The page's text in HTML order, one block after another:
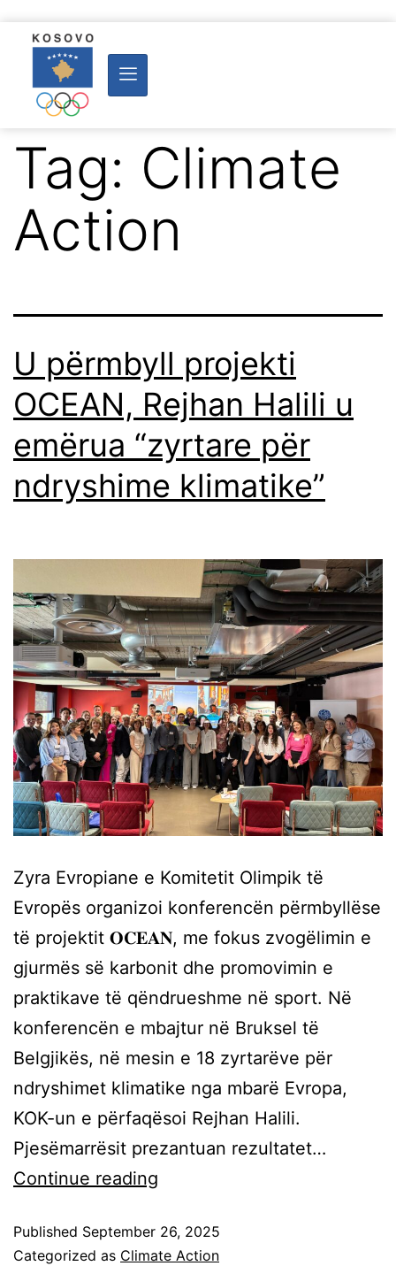
Tag: Climate
Action
U përmbyll projekti
OCEAN, Rejhan Halili u
emërua “zyrtare për
ndryshime klimatike”
Zyra Evropiane e Komitetit Olimpik të
Evropës organizoi konferencën përmbyllëse
të projektit 𝐎𝐂𝐄𝐀𝐍, me fokus zvogëlimin e
gjurmës së karbonit dhe promovimin e
praktikave të qëndrueshme në sport. Në
konferencën e mbajtur në Bruksel të
Belgjikës, në mesin e 18 zyrtarëve për
ndryshimet klimatike nga mbarë Evropa,
KOK-un e përfaqësoi Rejhan Halili.
Pjesëmarrësit prezantuan rezultatet…
Continue reading
Published September 26, 2025
Categorized as Climate Action